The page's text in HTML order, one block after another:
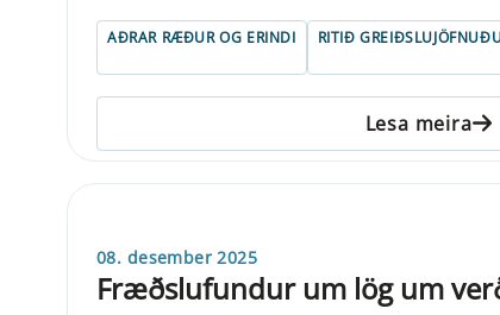
AÐRAR RÆÐUR OG ERINDI RITIÐ
Lesa meira
08. desember 2025
Fræðslufundur um lög um